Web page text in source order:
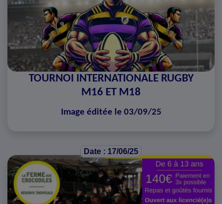
TOURNOI INTERNATIONALE RUGBY
M16 ET M18
Image éditée le 03/09/25
Date : 17/06/25